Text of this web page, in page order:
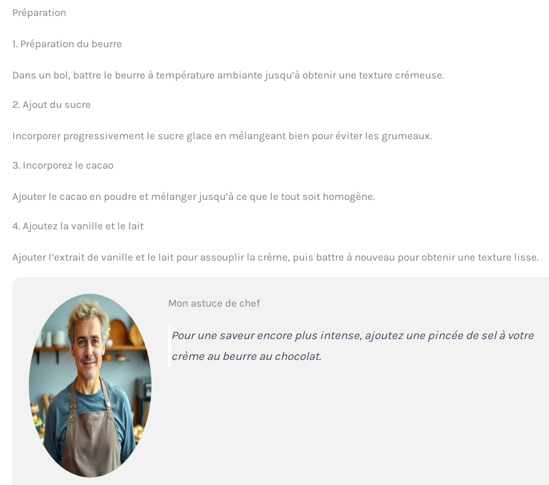
Préparation
1. Préparation du beurre
Dans un bol, battre le beurre à température ambiante jusqu’à obtenir une texture crémeuse.
2. Ajout du sucre
Incorporer progressivement le sucre glace en mélangeant bien pour éviter les grumeaux.
3. Incorporez le cacao
Ajouter le cacao en poudre et mélanger jusqu’à ce que le tout soit homogène.
4. Ajoutez la vanille et le lait
Ajouter l’extrait de vanille et le lait pour assouplir la crème, puis battre à nouveau pour obtenir une texture lisse.
Mon astuce de chef
Pour une saveur encore plus intense, ajoutez une pincée de sel à votre
crème au beurre au chocolat.